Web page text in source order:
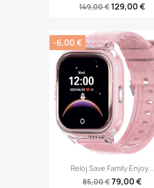
149,00 € 129,00 €
Reloj Save Family Enjoy...
85,00 €79,00 €
-6,00 €